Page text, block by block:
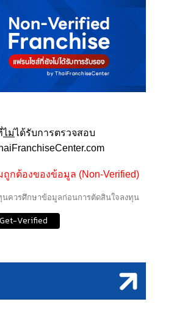
ไม่ได้รับการตรวจสอบ
ถูกต้องของข้อมูล (Non-Verified)
นควรศึกษาข้อมูลก่อนการตัดสินใจลงทุน
Get-Verified